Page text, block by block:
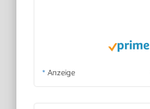
* Anzeige